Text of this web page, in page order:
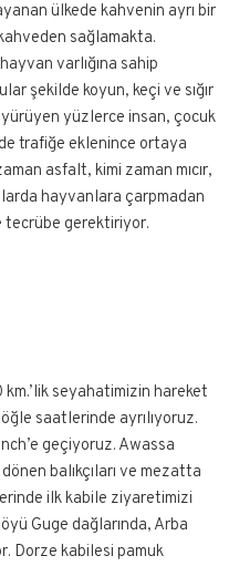
ülkede kahvenin ayrı bir
sağlamakta.
varlığına sahip
şekilde koyun, keçi ve sığır
yüzlerce insan, çocuk
trafiğe eklenince ortaya
asfalt, kimi zaman mıcır,
hayvanlara çarpmadan
tecrübe gerektiriyor.
seyahatimizin hareket
saatlerinde ayrılıyoruz.
geçiyoruz. Awassa
balıkçıları ve mezatta
ilk kabile ziyaretimizi
Guge dağlarında, Arba
Dorze kabilesi pamuk